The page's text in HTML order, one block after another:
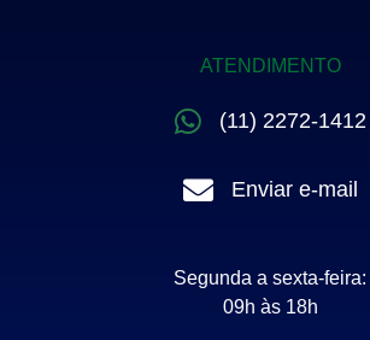
ATENDIMENTO
(11) 2272-1412
Enviar e-mail
Segunda a sexta-feira:
09h às 18h